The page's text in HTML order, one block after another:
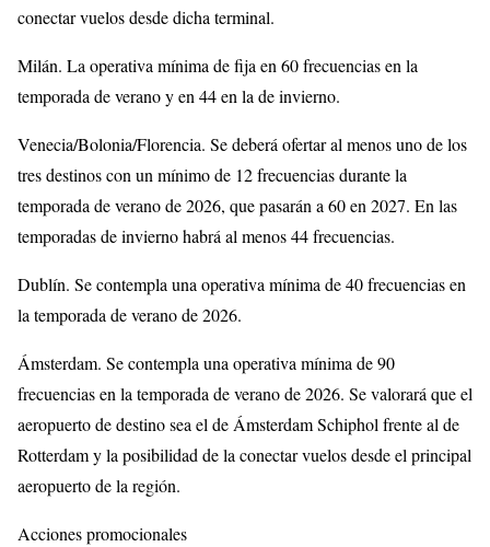
conectar vuelos desde dicha terminal.
Milán. La operativa mínima de fija en 60 frecuencias en la
temporada de verano y en 44 en la de invierno.
Venecia/Bolonia/Florencia. Se deberá ofertar al menos uno de los
tres destinos con un mínimo de 12 frecuencias durante la
temporada de verano de 2026, que pasarán a 60 en 2027. En las
temporadas de invierno habrá al menos 44 frecuencias.
Dublín. Se contempla una operativa mínima de 40 frecuencias en
la temporada de verano de 2026.
Ámsterdam. Se contempla una operativa mínima de 90
frecuencias en la temporada de verano de 2026. Se valorará que el
aeropuerto de destino sea el de Ámsterdam Schiphol frente al de
Rotterdam y la posibilidad de la conectar vuelos desde el principal
aeropuerto de la región.
Acciones promocionales